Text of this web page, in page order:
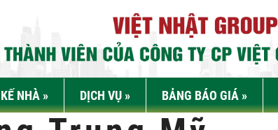
NHÀ » DỊCH VỤ » BẢNG BÁO GIÁ »